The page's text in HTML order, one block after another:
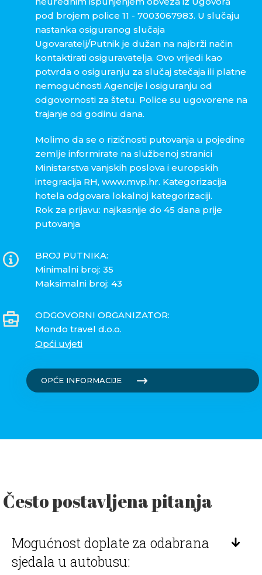
pod brojem police 11 - 7003067983. U slučaju
nastanka osiguranog slučaja
Ugovaratelj/Putnik je dužan na najbrži način
kontaktirati osiguravatelja. Ovo vrijedi kao
potvrda o osiguranju za slučaj stečaja ili platne
nemogućnosti Agencije i osiguranju od
odgovornosti za štetu. Police su ugovorene na
trajanje od godinu dana.
Molimo da se o rizičnosti putovanja u pojedine
zemlje informirate na službenoj stranici
Ministarstva vanjskih poslova i europskih
integracija RH, www.mvp.hr. Kategorizacija
hotela odgovara lokalnoj kategorizaciji.
Rok za prijavu: najkasnije do 45 dana prije
putovanja
BROJ PUTNIKA:
Minimalni broj: 35
Maksimalni broj: 43
ODGOVORNI ORGANIZATOR:
Mondo travel d.o.o.
Opći uvjeti
OPĆE INFORMACIJE
Često postavljena pitanja
Mogućnost doplate za odabrana
sjedala u autobusu: